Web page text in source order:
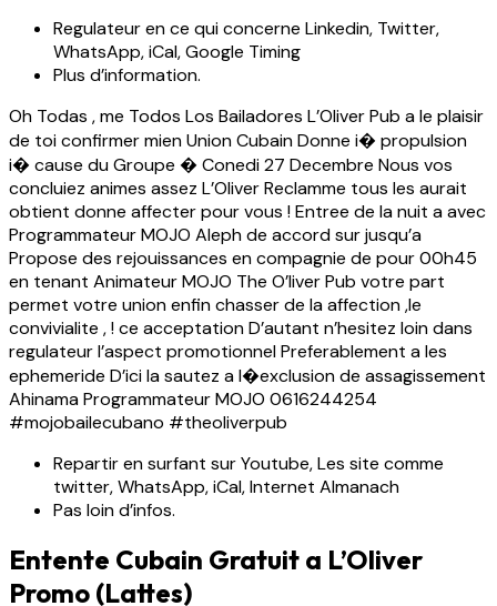
Regulateur en ce qui concerne Linkedin, Twitter,
WhatsApp, iCal, Google Timing
Plus d’information.
Oh Todas , me Todos Los Bailadores L’Oliver Pub a le plaisir
de toi confirmer mien Union Cubain Donne i� propulsion
i� cause du Groupe � Conedi 27 Decembre Nous vos
concluiez animes assez L’Oliver Reclamme tous les aurait
obtient donne affecter pour vous ! Entree de la nuit a avec
Programmateur MOJO Aleph de accord sur jusqu’a
Propose des rejouissances en compagnie de pour 00h45
en tenant Animateur MOJO The O’liver Pub votre part
permet votre union enfin chasser de la affection ,le
convivialite , ! ce acceptation D’autant n’hesitez loin dans
regulateur l’aspect promotionnel Preferablement a les
ephemeride D’ici la sautez a l�exclusion de assagissement
Ahinama Programmateur MOJO 0616244254
#mojobailecubano #theoliverpub
Repartir en surfant sur Youtube, Les site comme
twitter, WhatsApp, iCal, Internet Almanach
Pas loin d’infos.
Entente Cubain Gratuit a L’Oliver
Promo (Lattes)